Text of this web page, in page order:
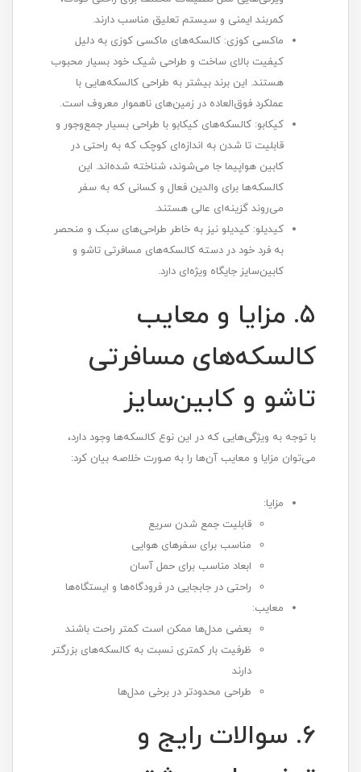
کمربند ایمنی و سیستم تعلیق مناسب دارند.
ماکسی کوزی: کالسکه‌های ماکسی کوزی به دلیل
کیفیت بالای ساخت و طراحی شیک خود بسیار محبوب
هستند. این برند بیشتر به طراحی کالسکه‌هایی با
عملکرد فوق‌العاده در زمین‌های ناهموار معروف است.
کیکابو: کالسکه‌های کیکابو با طراحی بسیار جمع‌وجور و
قابلیت تا شدن به اندازه‌ای کوچک که به راحتی در
کابین هواپیما جا می‌شوند، شناخته شده‌اند. این
کالسکه‌ها برای والدین فعال و کسانی که به سفر
می‌روند گزینه‌ای عالی هستند.
کیدیلو: کیدیلو نیز به خاطر طراحی‌های سبک و منحصر
به فرد خود در دسته کالسکه‌های مسافرتی تاشو و
کابین‌سایز جایگاه ویژه‌ای دارد.
5. مزایا و معایب
کالسکه‌های مسافرتی
تاشو و کابین‌سایز
با توجه به ویژگی‌هایی که در این نوع کالسکه‌ها وجود دارد،
می‌توان مزایا و معایب آن‌ها را به صورت خلاصه بیان کرد:
مزایا:
قابلیت جمع شدن سریع
مناسب برای سفرهای هوایی
ابعاد مناسب برای حمل آسان
راحتی در جابجایی در فرودگاه‌ها و ایستگاه‌ها
معایب:
بعضی مدل‌ها ممکن است کمتر راحت باشند
ظرفیت بار کمتری نسبت به کالسکه‌های بزرگتر
دارند
طراحی محدودتر در برخی مدل‌ها
6. سوالات رایج و